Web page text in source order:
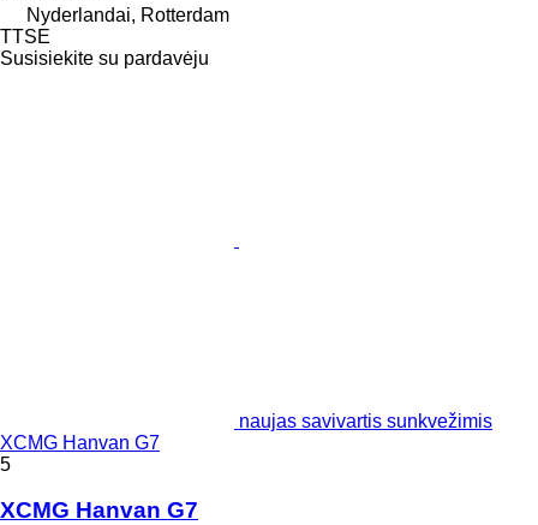
Nyderlandai, Rotterdam
TTSE
Susisiekite su pardavėju
naujas savivartis sunkvežimis
XCMG Hanvan G7
5
XCMG Hanvan G7